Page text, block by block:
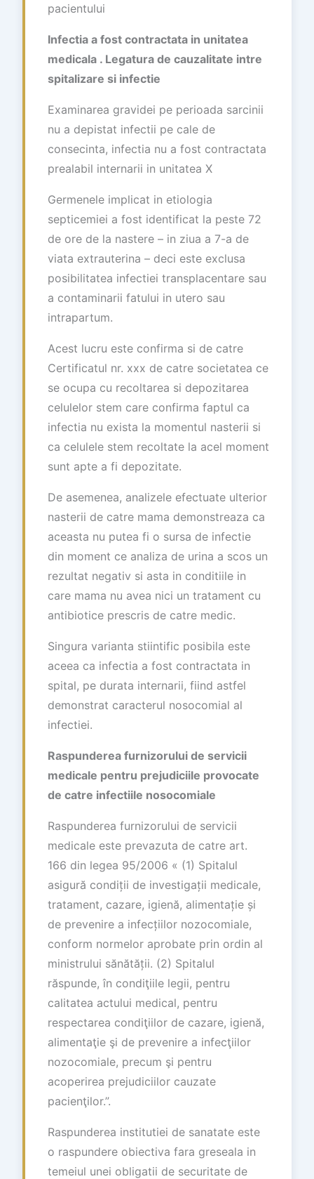
pacientului
Infectia a fost contractata in unitatea
medicala . Legatura de cauzalitate intre
spitalizare si infectie
Examinarea gravidei pe perioada sarcinii
nu a depistat infectii pe cale de
consecinta, infectia nu a fost contractata
prealabil internarii in unitatea X
Germenele implicat in etiologia
septicemiei a fost identificat la peste 72
de ore de la nastere – in ziua a 7-a de
viata extrauterina – deci este exclusa
posibilitatea infectiei transplacentare sau
a contaminarii fatului in utero sau
intrapartum.
Acest lucru este confirma si de catre
Certificatul nr. xxx de catre societatea ce
se ocupa cu recoltarea si depozitarea
celulelor stem care confirma faptul ca
infectia nu exista la momentul nasterii si
ca celulele stem recoltate la acel moment
sunt apte a fi depozitate.
De asemenea, analizele efectuate ulterior
nasterii de catre mama demonstreaza ca
aceasta nu putea fi o sursa de infectie
din moment ce analiza de urina a scos un
rezultat negativ si asta in conditiile in
care mama nu avea nici un tratament cu
antibiotice prescris de catre medic.
Singura varianta stiintific posibila este
aceea ca infectia a fost contractata in
spital, pe durata internarii, fiind astfel
demonstrat caracterul nosocomial al
infectiei.
Raspunderea furnizorului de servicii
medicale pentru prejudiciile provocate
de catre infectiile nosocomiale
Raspunderea furnizorului de servicii
medicale este prevazuta de catre art.
166 din legea 95/2006 « (1) Spitalul
asigură condiții de investigații medicale,
tratament, cazare, igienă, alimentație și
de prevenire a infecțiilor nozocomiale,
conform normelor aprobate prin ordin al
ministrului sănătății. (2) Spitalul
răspunde, în condiţiile legii, pentru
calitatea actului medical, pentru
respectarea condiţiilor de cazare, igienă,
alimentaţie şi de prevenire a infecţiilor
nozocomiale, precum şi pentru
acoperirea prejudiciilor cauzate
pacienţilor.”.
Raspunderea institutiei de sanatate este
o raspundere obiectiva fara greseala in
temeiul unei obligatii de securitate de